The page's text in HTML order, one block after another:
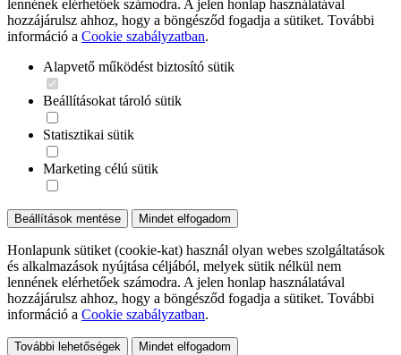
lennének elérhetőek számodra. A jelen honlap használatával
hozzájárulsz ahhoz, hogy a böngésződ fogadja a sütiket. További
információ a Cookie szabályzatban.
Alapvető működést biztosító sütik
Beállításokat tároló sütik
Statisztikai sütik
Marketing célú sütik
Beállítások mentése Mindet elfogadom
Honlapunk sütiket (cookie-kat) használ olyan webes szolgáltatások
és alkalmazások nyújtása céljából, melyek sütik nélkül nem
lennének elérhetőek számodra. A jelen honlap használatával
hozzájárulsz ahhoz, hogy a böngésződ fogadja a sütiket. További
információ a Cookie szabályzatban.
További lehetőségek Mindet elfogadom